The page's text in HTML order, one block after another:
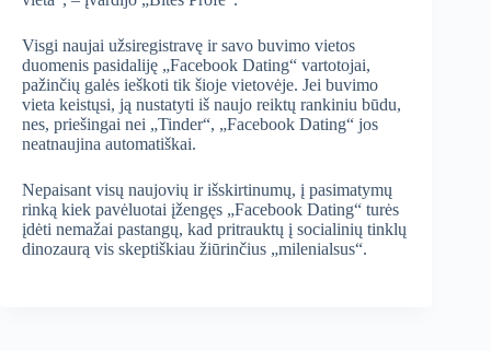
Visgi naujai užsiregistravę ir savo buvimo vietos
duomenis pasidaliję „Facebook Dating“ vartotojai,
pažinčių galės ieškoti tik šioje vietovėje. Jei buvimo
vieta keistųsi, ją nustatyti iš naujo reiktų rankiniu būdu,
nes, priešingai nei „Tinder“, „Facebook Dating“ jos
neatnaujina automatiškai.
Nepaisant visų naujovių ir išskirtinumų, į pasimatymų
rinką kiek pavėluotai įžengęs „Facebook Dating“ turės
įdėti nemažai pastangų, kad pritrauktų į socialinių tinklų
dinozaurą vis skeptiškiau žiūrinčius „milenialsus“.